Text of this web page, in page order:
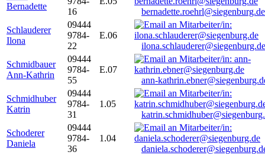
Bernadette
16
bernadette.roehrl@siegenburg.de
Schlauderer
Ilona
09444
9784-
22
E.06
ilona.schlauderer@siegenburg.de
Schmidbauer
Ann-Kathrin
09444
9784-
55
E.07
ann-
Schmidhuber
Katrin
09444
9784-
31
1.05
Schoderer
Daniela
09444
9784-
36
1.04